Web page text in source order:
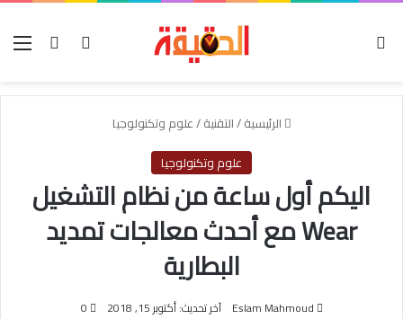
بحث عنتسجيل
الرئيسية/التقنية/علوم وتكنولوجيا
علوم وتكنولوجيا
اليكم أول ساعة من نظام التشغيل
Wear مع أحدث معالجات تمديد
البطارية
Eslam Mahmoud آخر تحديث: أكتوبر 15, 2018 0